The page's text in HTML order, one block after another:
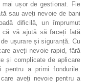
ușor de gestionat. Fie
sau aveți nevoie de bani
dificilă, un împrumut
că vă ajută să faceți față
ușurare și siguranță. Cu
aveți nevoie rapid, fără
și complicate de aplicare
pentru a primi fondurile.
aveți nevoie pentru a